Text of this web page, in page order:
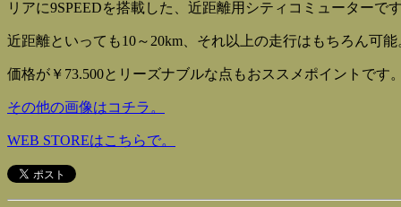
リアに9SPEEDを搭載した、近距離用シティコミューターです
近距離といっても10～20km、それ以上の走行はもちろん可能
価格が￥73.500とリーズナブルな点もおススメポイントです。
その他の画像はコチラ。
WEB STOREはこちらで。